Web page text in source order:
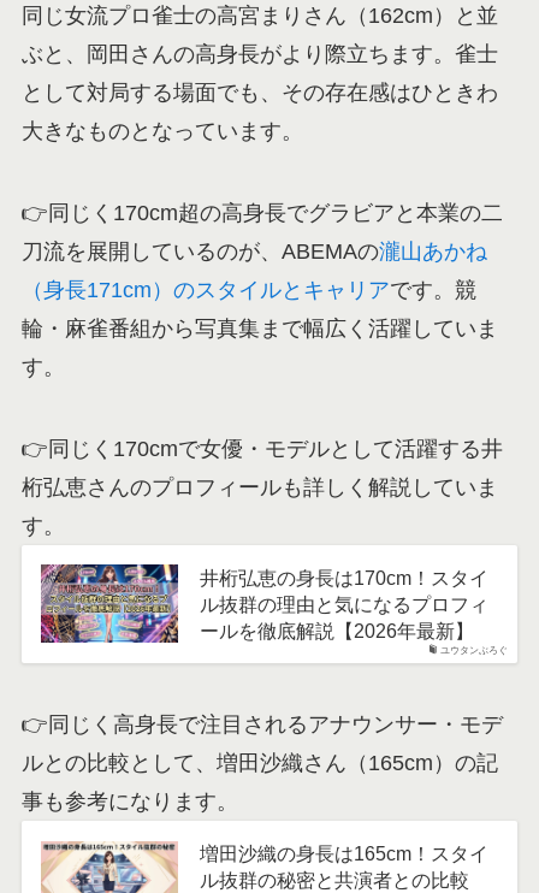
同じ女流プロ雀士の高宮まりさん（162cm）と並
ぶと、岡田さんの高身長がより際立ちます。雀士
として対局する場面でも、その存在感はひときわ
大きなものとなっています。
👉同じく170cm超の高身長でグラビアと本業の二
刀流を展開しているのが、ABEMAの瀧山あかね
（身長171cm）のスタイルとキャリアです。競
輪・麻雀番組から写真集まで幅広く活躍していま
す。
👉同じく170cmで女優・モデルとして活躍する井
桁弘恵さんのプロフィールも詳しく解説していま
す。
ユウタンぶろぐ
井桁弘恵の身長は170cm！スタイ
ル抜群の理由と気になるプロフィ
ールを徹底解説【2026年最新】
👉同じく高身長で注目されるアナウンサー・モデ
ルとの比較として、増田沙織さん（165cm）の記
事も参考になります。
増田沙織の身長は165cm！スタイ
ル抜群の秘密と共演者との比較